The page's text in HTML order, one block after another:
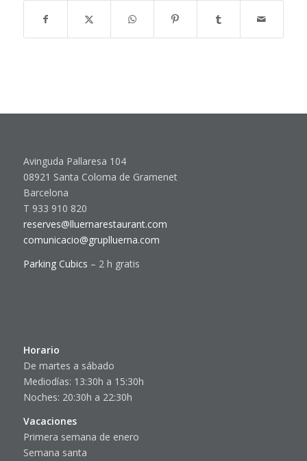
Avinguda Pallaresa 104
08921 Santa Coloma de Gramenet
Barcelona
T 933 910 820
reserves@lluernarestaurant.com
comunicacio@gruplluerna.com
Parking Cubics – 2 h gratis
Horario
De martes a sábado
Mediodías: 13:30h a 15:30h
Noches: 20:30h a 22:30h
Vacaciones
Primera semana de enero
Semana santa